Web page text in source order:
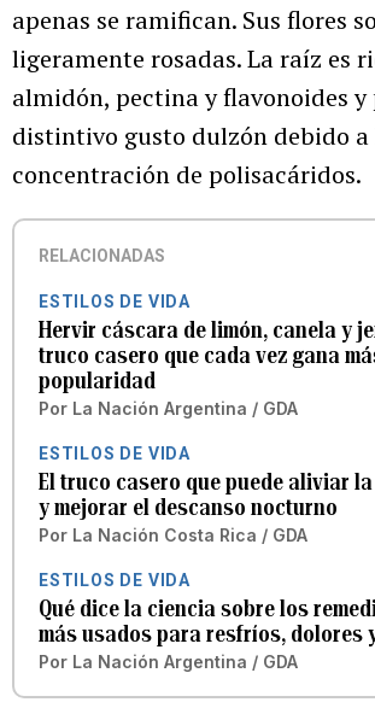
apenas se ramifican. Sus flores
ligeramente rosadas. La raíz es
almidón, pectina y flavonoides y
distintivo gusto dulzón debido
concentración de polisacáridos.
RELACIONADAS
ESTILOS DE VIDA
Hervir cáscara de limón, canela y
truco casero que cada vez gana
popularidad
Por La Nación Argentina / GDA
ESTILOS DE VIDA
El truco casero que puede aliviar
y mejorar el descanso nocturno
Por La Nación Costa Rica / GDA
ESTILOS DE VIDA
Qué dice la ciencia sobre los
más usados para resfríos, dolores
Por La Nación Argentina / GDA